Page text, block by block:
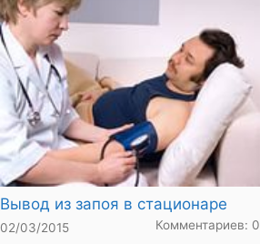
Вывод из запоя в стационаре
02/03/2015 Комментариев: 0